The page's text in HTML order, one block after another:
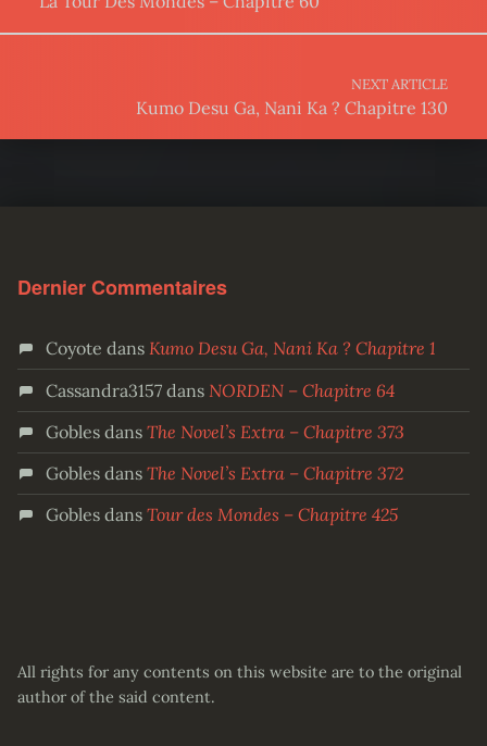
NEXT ARTICLE
Kumo Desu Ga, Nani Ka ? Chapitre 130
Dernier Commentaires
Coyote dans Kumo Desu Ga, Nani Ka ? Chapitre 1
Cassandra3157dans NORDEN – Chapitre 64
Goblesdans The Novel’s Extra – Chapitre 373
Goblesdans The Novel’s Extra – Chapitre 372
Goblesdans Tour des Mondes – Chapitre 425
All rights for any contents on this website are to the original
author of the said content.